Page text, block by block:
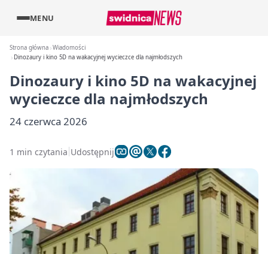
MENU
Strona główna Wiadomości
Dinozaury i kino 5D na wakacyjnej wycieczce dla najmłodszych
Dinozaury i kino 5D na wakacyjnej
wycieczce dla najmłodszych
24 czerwca 2026
1 min czytania Udostępnij